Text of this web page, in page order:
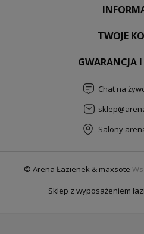
TWOJE
GWARANCJA
Chat na
Salony
© Arena Łazienek & maxsote
Sklep z wyposażeniem